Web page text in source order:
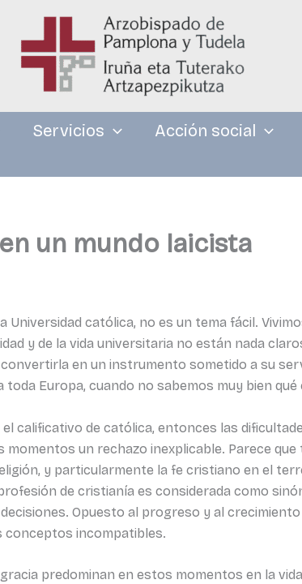
Servicios Acción social
un mundo laicista
Universidad católica, no es un tema fácil.
y de la vida universitaria no están nada
en un instrumento sometido a su
Europa, cuando no sabemos muy bien qué
calificativo de católica, entonces las
un rechazo inexplicable. Parece
y particularmente la fe cristiano en el
de cristianía es considerada como
Opuesto al progreso y al
conceptos incompatibles.
predominan en estos momentos en la